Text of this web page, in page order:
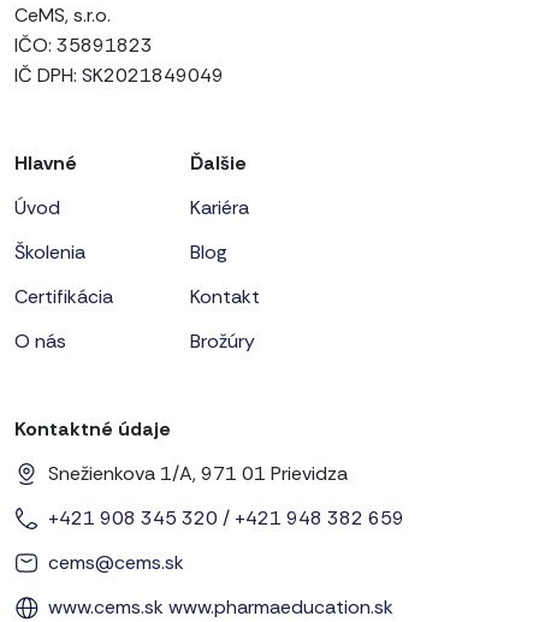
CeMS, s.r.o.
IČO: 35891823
IČ DPH: SK2021849049
Hlavné
Úvod
Školenia
Certifikácia
O nás
Ďalšie
Kariéra
Blog
Kontakt
Brožúry
Kontaktné údaje
Snežienkova 1/A, 971 01 Prievidza
+421 908 345 320 / +421 948 382 659
cems@cems.sk
www.cems.skwww.pharmaeducation.sk